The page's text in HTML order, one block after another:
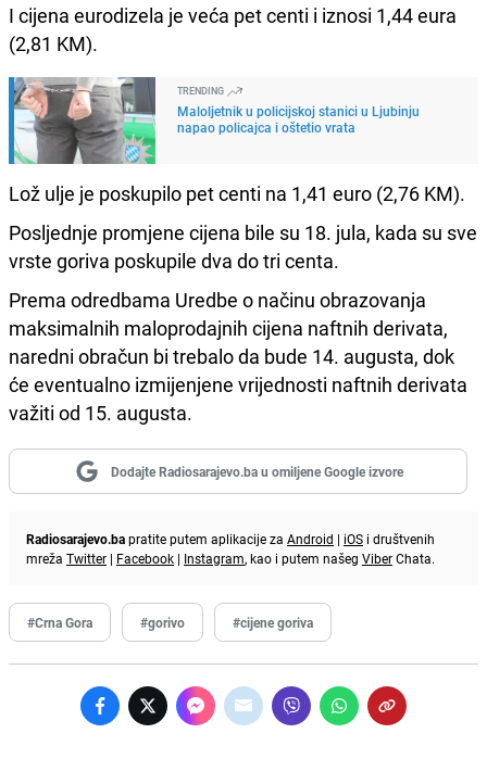
I cijena eurodizela je veća pet centi i iznosi 1,44 eura
(2,81 KM).
TRENDING
Maloljetnik u policijskoj stanici u Ljubinju
napao policajca i oštetio vrata
Lož ulje je poskupilo pet centi na 1,41 euro (2,76 KM).
Posljednje promjene cijena bile su 18. jula, kada su sve
vrste goriva poskupile dva do tri centa.
Prema odredbama Uredbe o načinu obrazovanja
maksimalnih maloprodajnih cijena naftnih derivata,
naredni obračun bi trebalo da bude 14. augusta, dok
će eventualno izmijenjene vrijednosti naftnih derivata
važiti od 15. augusta.
Dodajte Radiosarajevo.ba u omiljene Google izvore
Radiosarajevo.bapratite putem aplikacije za Android | iOS i društvenih
mreža Twitter | Facebook | Instagram, kao i putem našeg ViberChata.
#Crna Gora #gorivo #cijene goriva